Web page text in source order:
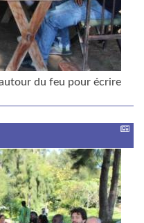
du feu pour écrire